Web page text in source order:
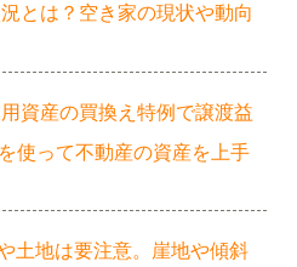
とは？空き家の現状や動向
資産の買換え特例で譲渡益
使って不動産の資産を上手
土地は要注意。崖地や傾斜